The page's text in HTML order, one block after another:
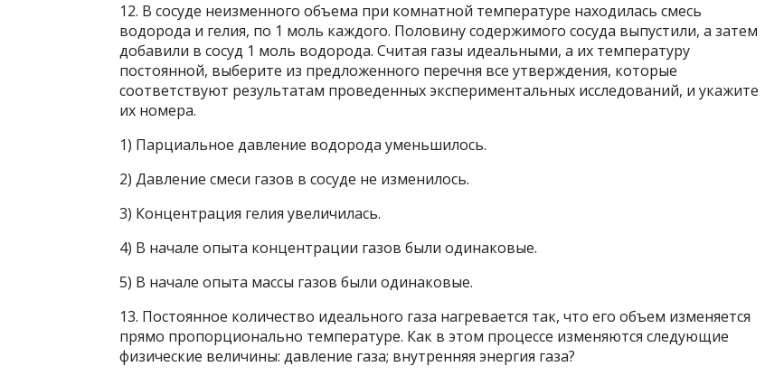
12. В сосуде неизменного объема при комнатной температуре находилась смесь
водорода и гелия, по 1 моль каждого. Половину содержимого сосуда выпустили, а затем
добавили в сосуд 1 моль водорода. Считая газы идеальными, а их температуру
постоянной, выберите из предложенного перечня все утверждения, которые
соответствуют результатам проведенных экспериментальных исследований, и укажите
их номера.
1) Парциальное давление водорода уменьшилось.
2) Давление смеси газов в сосуде не изменилось.
3) Концентрация гелия увеличилась.
4) В начале опыта концентрации газов были одинаковые.
5) В начале опыта массы газов были одинаковые.
13. Постоянное количество идеального газа нагревается так, что его объем изменяется
прямо пропорционально температуре. Как в этом процессе изменяются следующие
физические величины: давление газа; внутренняя энергия газа?